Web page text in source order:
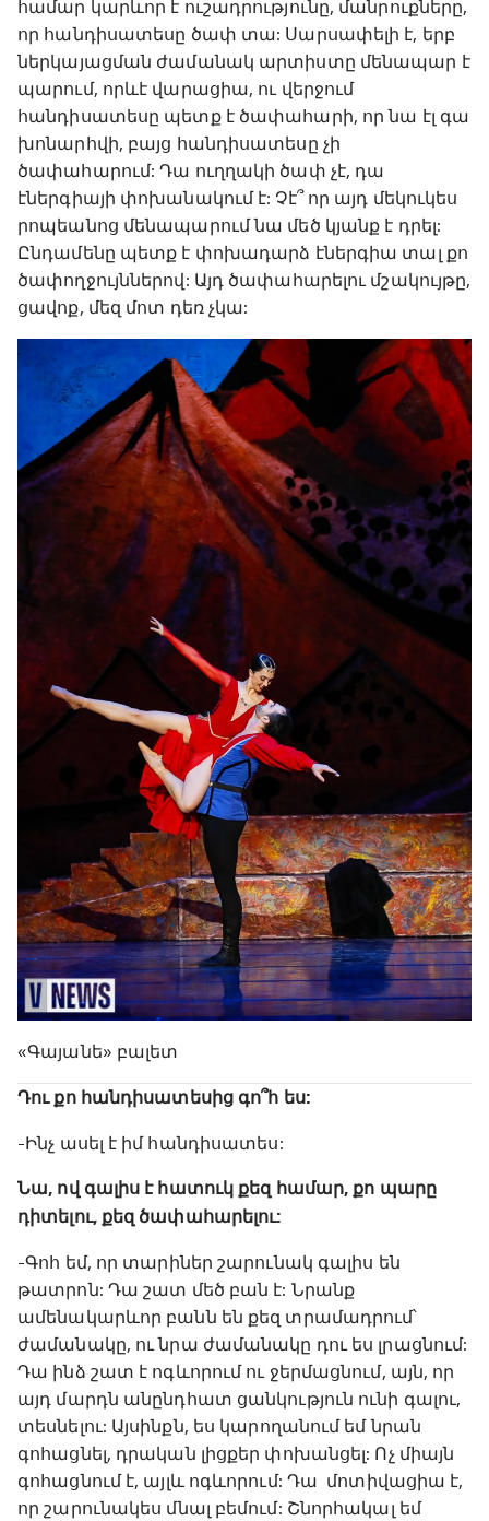
համար կարևոր է ուշադրությունը, մանրուքները,
որ հանդիսատեսը ծափ տա: Սարսափելի է, երբ
ներկայացման ժամանակ արտիստը մենապար է
պարում, որևէ վարացիա, ու վերջում
հանդիսատեսը պետք է ծափահարի, որ նա էլ գա
խոնարհվի, բայց հանդիսատեսը չի
ծափահարում: Դա ուղղակի ծափ չէ, դա
էներգիայի փոխանակում է: Չէ՞ որ այդ մեկուկես
րոպեանոց մենապարում նա մեծ կյանք է դրել:
Ընդամենը պետք է փոխադարձ էներգիա տալ քո
ծափողջույններով: Այդ ծափահարելու մշակույթը,
ցավոք, մեզ մոտ դեռ չկա:
«Գայանե» բալետ
Դու քո հանդիսատեսից գո՞հ ես:
-Ինչ ասել է իմ հանդիսատես:
Նա, ով գալիս է հատուկ քեզ համար, քո պարը
դիտելու, քեզ ծափահարելու:
-Գոհ եմ, որ տարիներ շարունակ գալիս են
թատրոն: Դա շատ մեծ բան է: Նրանք
ամենակարևոր բանն են քեզ տրամադրում՝
ժամանակը, ու նրա ժամանակը դու ես լրացնում:
Դա ինձ շատ է ոգևորում ու ջերմացնում, այն, որ
այդ մարդն անընդհատ ցանկություն ունի գալու,
տեսնելու: Այսինքն, ես կարողանում եմ նրան
գոհացնել, դրական լիցքեր փոխանցել: Ոչ միայն
գոհացնում է, այլև ոգևորում: Դա մոտիվացիա է,
որ շարունակես մնալ բեմում: Շնորհակալ եմ